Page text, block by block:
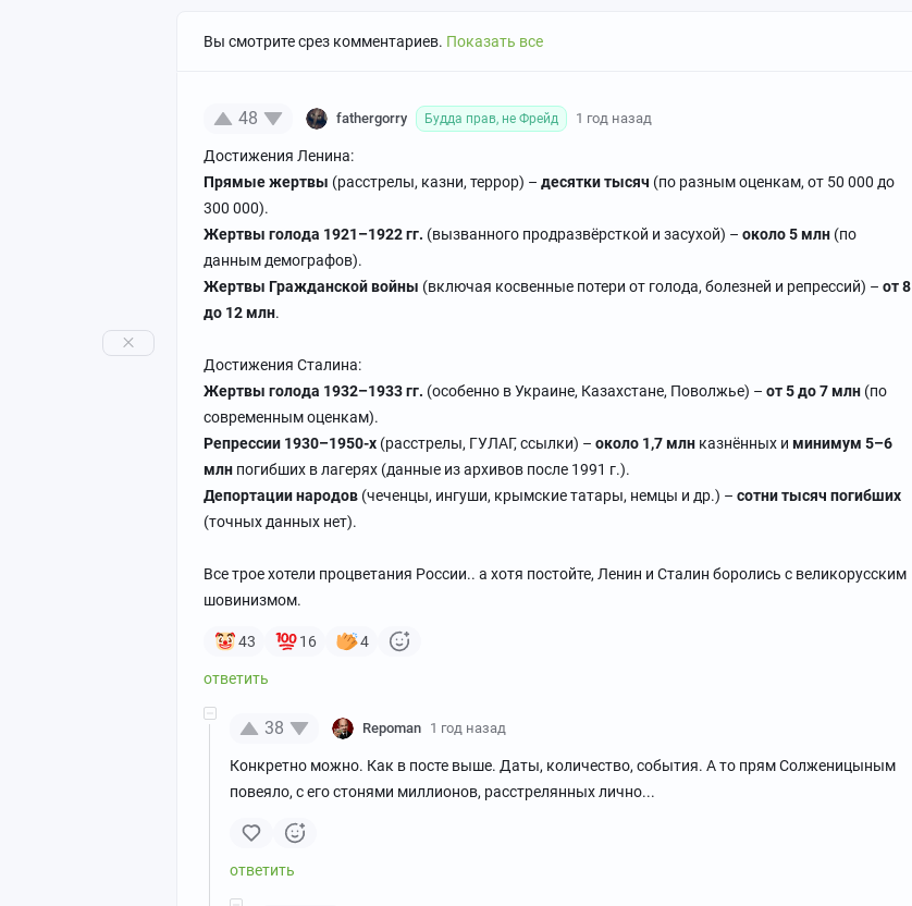
- видео без текстового сопровождения/конспекта (кроме лекций от профессионалов)
Приветствуются:
- дискуссии на тему постов
- уважение к труду автора
- конструктивная критика
Не рекомендуются:
- личные оскорбления и провокации
- неподкрепленные фактами утверждения
Вы смотрите срез комментариев. Показать все
48 fathergorry Будда прав, не Фрейд 1 год назад
Достижения Ленина:
Прямые жертвы (расстрелы, казни, террор) – десятки тысяч (по разным оценкам, от 50 000 до
300 000).
Жертвы голода 1921–1922 гг. (вызванного продразвёрсткой и засухой) – около 5 млн (по
данным демографов).
Жертвы Гражданской войны (включая косвенные потери от голода, болезней и репрессий) – от 8
до 12 млн.
Достижения Сталина:
Жертвы голода 1932–1933 гг. (особенно в Украине, Казахстане, Поволжье) – от 5 до 7 млн (по
современным оценкам).
Репрессии 1930–1950-х (расстрелы, ГУЛАГ, ссылки) – около 1,7 млн казнённых и минимум 5–6
млн погибших в лагерях (данные из архивов после 1991 г.).
Депортации народов (чеченцы, ингуши, крымские татары, немцы и др.) – сотни тысяч погибших
(точных данных нет).
Все трое хотели процветания России.. а хотя постойте, Ленин и Сталин боролись с великорусским
шовинизмом.
43 16 4
38 Repoman 1 год назад
Конкретно можно. Как в посте выше. Даты, количество, события. А то прям Солженицыным
повеяло, с его стонями миллионов, расстрелянных лично...